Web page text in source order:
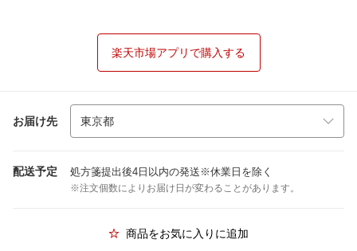
楽天市場アプリで購入する
お届け先
配送予定 処方箋提出後4日以内の発送※休業日を除く
※注文個数によりお届け日が変わることがあります。
商品をお気に入りに追加